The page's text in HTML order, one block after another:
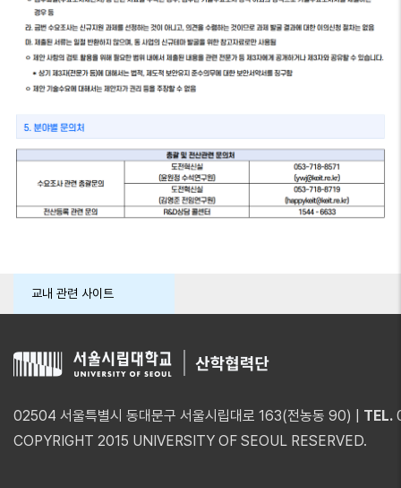
교내 관련 사이트
02504 서울특별시 동대문구 서울시립대로 163(전농동 90) | TEL.
COPYRIGHT 2015 UNIVERSITY OF SEOUL RESERVED.